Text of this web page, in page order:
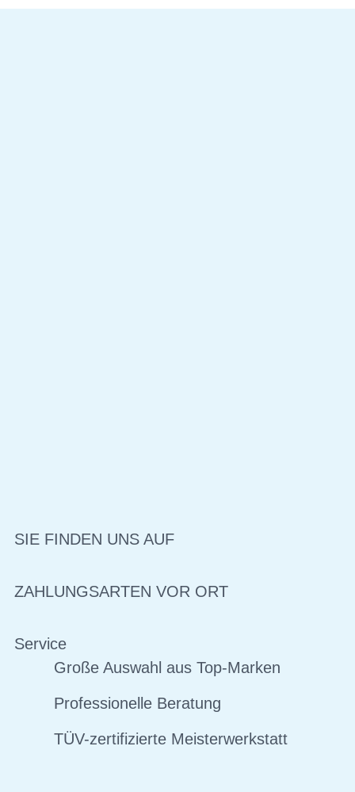
SIE FINDEN UNS AUF
ZAHLUNGSARTEN VOR ORT
Service
Große Auswahl aus Top-Marken
Professionelle Beratung
TÜV-zertifizierte Meisterwerkstatt